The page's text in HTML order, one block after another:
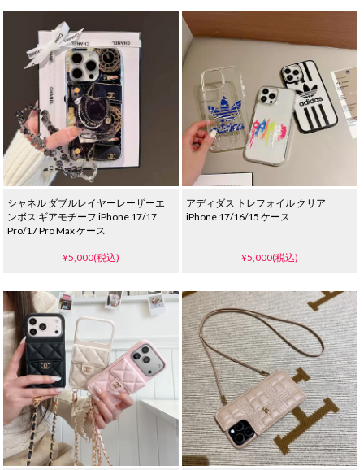
シャネル ダブルレイヤーレーザーエ
ンボス ギアモチーフ iPhone 17/17
Pro/17 Pro Max ケース
¥5,000(税込)
アディダス トレフォイル クリア
iPhone 17/16/15 ケース
¥5,000(税込)